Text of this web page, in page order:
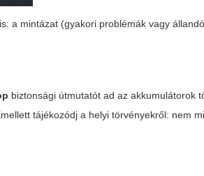
a mintázat (gyakori problémák vagy
biztonsági útmutatót ad az akkumulátorok
tájékozódj a helyi törvényekről: nem